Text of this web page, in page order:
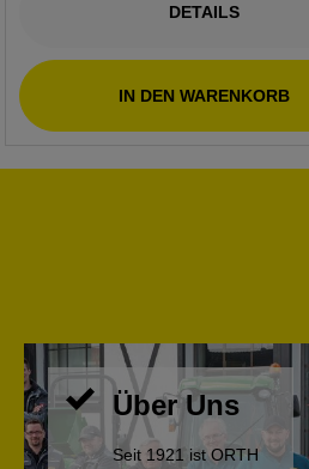
DETAILS
IN DEN WARENKORB
Über Uns
Seit 1921 ist ORTH